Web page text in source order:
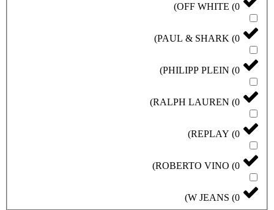
OFF WHITE (0
)
PAUL & SHARK (0
)
PHILIPP PLEIN (0
)
RALPH LAUREN (0
)
REPLAY (0
)
ROBERTO VINO (0
)
W JEANS (0
)